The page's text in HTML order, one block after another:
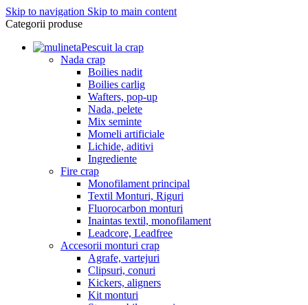
Skip to navigation Skip to main content
Categorii produse
Pescuit la crap
Nada crap
Boilies nadit
Boilies carlig
Wafters, pop-up
Nada, pelete
Mix seminte
Momeli artificiale
Lichide, aditivi
Ingrediente
Fire crap
Monofilament principal
Textil Monturi, Riguri
Fluorocarbon monturi
Inaintas textil, monofilament
Leadcore, Leadfree
Accesorii monturi crap
Agrafe, vartejuri
Clipsuri, conuri
Kickers, aligners
Kit monturi